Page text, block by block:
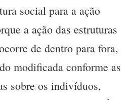
social para a ação
a ação das estruturas
de dentro para fora,
modificada conforme as
sobre os indivíduos,